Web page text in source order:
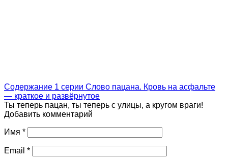
Содержание 1 серии Слово пацана. Кровь на асфальте
— краткое и развёрнутое
Ты теперь пацан, ты теперь с улицы, а кругом враги!
Добавить комментарий
Имя *
Email *